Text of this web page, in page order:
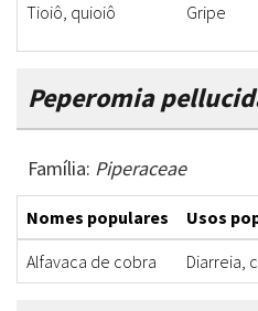
Tioiô, quioiô
Gripe
Peperomia
Família: Piperaceae
Nomes populares Usos
Alfavaca de cobra
Diarreia,